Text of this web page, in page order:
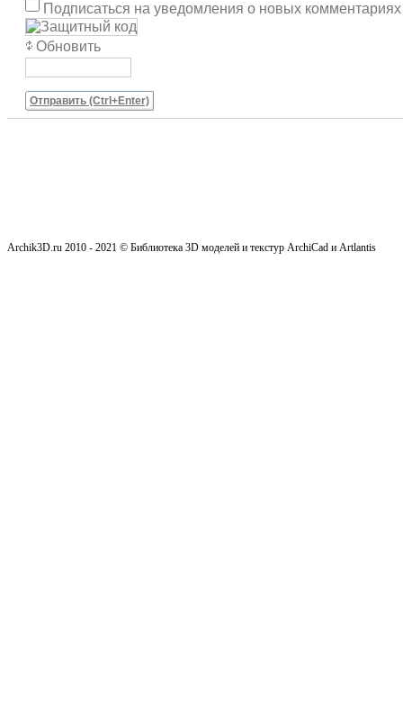
Подписаться на уведомления о новых комментариях
Обновить
Отправить (Ctrl+Enter)
Archik3D.ru 2010 - 2021 © Библиотека 3D моделей и текстур ArchiCad и Artlantis